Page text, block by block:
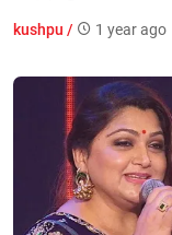
kushpu / 1 year ago